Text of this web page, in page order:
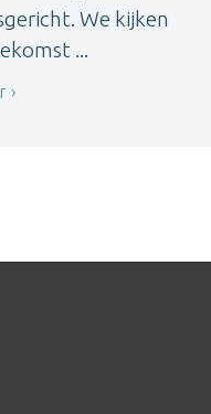
We kijken
...